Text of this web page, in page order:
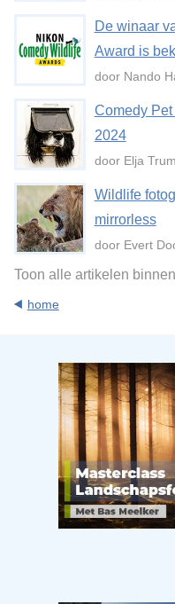
De winaar
Award is
door Nando
Comedy
2024
door Elja Trum
Wildlife
mirrorless
door Evert
Toon alle artikelen binnen
home